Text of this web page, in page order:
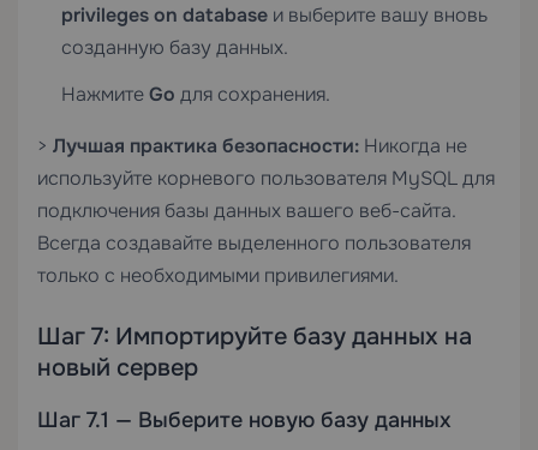
privileges on database и выберите вашу вновь
созданную базу данных.
НажмитеGo для сохранения.
> Лучшая практика безопасности: Никогда не
используйте корневого пользователя MySQL для
подключения базы данных вашего веб-сайта.
Всегда создавайте выделенного пользователя
только с необходимыми привилегиями.
Шаг 7: Импортируйте базу данных на
новый сервер
Шаг 7.1 — Выберите новую базу данных